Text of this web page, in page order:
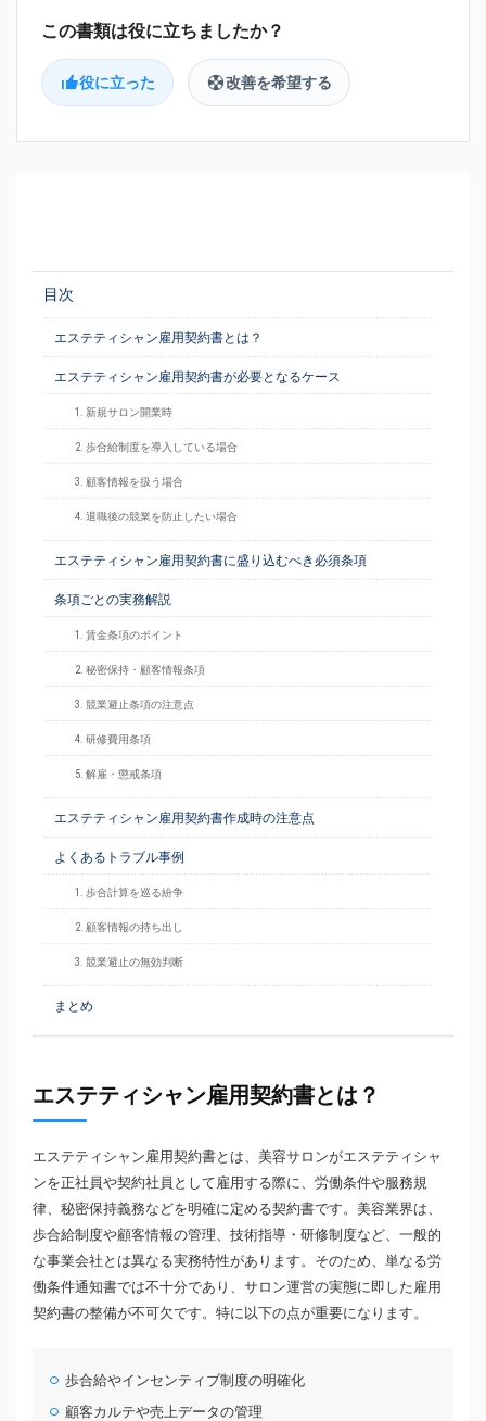
役に立った 改善を希望する
目次
エステティシャン雇用契約書とは？
エステティシャン雇用契約書が必要となるケース
1. 新規サロン開業時
2. 歩合給制度を導入している場合
3. 顧客情報を扱う場合
4. 退職後の競業を防止したい場合
エステティシャン雇用契約書に盛り込むべき必須条項
条項ごとの実務解説
1. 賃金条項のポイント
2. 秘密保持・顧客情報条項
3. 競業避止条項の注意点
4. 研修費用条項
5. 解雇・懲戒条項
エステティシャン雇用契約書作成時の注意点
よくあるトラブル事例
1. 歩合計算を巡る紛争
2. 顧客情報の持ち出し
3. 競業避止の無効判断
まとめ
エステティシャン雇用契約書とは？
エステティシャン雇用契約書とは、美容サロンがエステティシャ
ンを正社員や契約社員として雇用する際に、労働条件や服務規
律、秘密保持義務などを明確に定める契約書です。美容業界は、
歩合給制度や顧客情報の管理、技術指導・研修制度など、一般的
な事業会社とは異なる実務特性があります。そのため、単なる労
働条件通知書では不十分であり、サロン運営の実態に即した雇用
契約書の整備が不可欠です。特に以下の点が重要になります。
歩合給やインセンティブ制度の明確化
顧客カルテや売上データの管理